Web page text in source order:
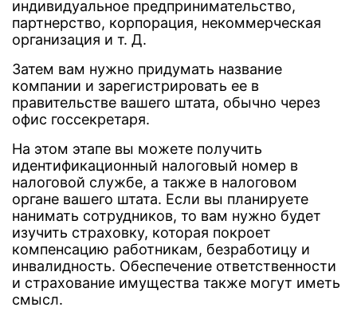
индивидуальное предпринимательство,
партнерство, корпорация, некоммерческая
организация и т. Д.
Затем вам нужно придумать название
компании и зарегистрировать ее в
правительстве вашего штата, обычно через
офис госсекретаря.
На этом этапе вы можете получить
идентификационный налоговый номер в
налоговой службе, а также в налоговом
органе вашего штата. Если вы планируете
нанимать сотрудников, то вам нужно будет
изучить страховку, которая покроет
компенсацию работникам, безработицу и
инвалидность. Обеспечение ответственности
и страхование имущества также могут иметь
смысл.